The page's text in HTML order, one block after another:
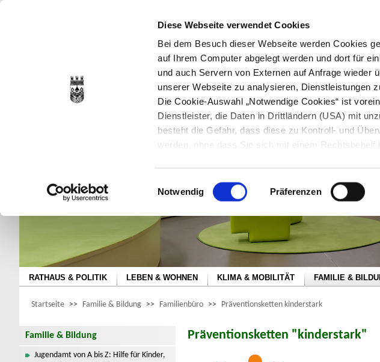
Diese Webseite verwendet Cookies
Bei dem Besuch dieser Webseite werden Cookies
auf Ihrem Computer abgelegt werden und dort für
und auch Servern von Externen auf Anfrage wieder
unserer Webseite zu analysieren, Dienstleistungen
Die Cookie-Auswahl „Notwendige Cookies“ ist
Dienstleister, die Daten in Drittländern (USA) mit
besteht die Gefahr, dass diese zu Kontroll- und
werden, ohne dass Sie sich mit einem
Datenschutzerklärung
entnehmen. Die von Ihnen
jederzeit mit Wirkung für die Zukunft angepasst oder
Einwilligungsauswahl
Notwendig Präferenzen
STARTSEITE
RATHAUS & POLITIK LEBEN & WOHNEN KLIMA & MOBILITÄT FAMILIE &
Startseite >> Familie & Bildung >> Familienbüro >> Präventionsketten kinderstark
Familie & Bildung
Jugendamt von A bis Z: Hilfe für Kinder,
Präventionsketten "kinderstark"